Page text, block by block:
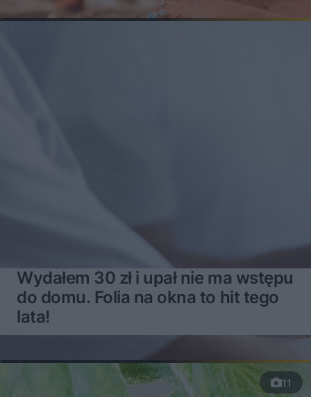
Wydałem 30 zł i upał nie ma wstępu
do domu. Folia na okna to hit tego
lata!
11